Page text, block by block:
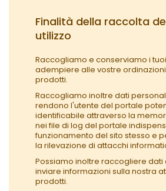
Finalità della raccolta
utilizzo
Raccogliamo e conserviamo i
adempiere alle vostre
prodotti.
Raccogliamo inoltre dati
rendono l'utente del portale
identificabile attraverso la
nei file di log del portale
funzionamento del sito stesso e
la rilevazione di attacchi
Possiamo inoltre raccogliere dati
inviare informazioni sulla nostra
prodotti.